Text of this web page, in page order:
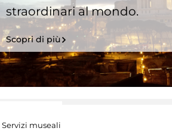
straordinari al mondo.
Scopri di più
Servizi museali